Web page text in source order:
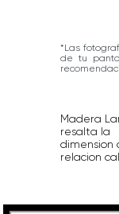
*Las
de tu
Madera
resalta la
dimension
relacion